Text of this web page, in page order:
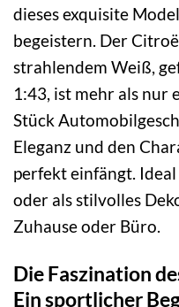
dieses exquisite
begeistern. Der
strahlendem Weiß,
1:43, ist mehr als nur
Stück
Eleganz und den
perfekt einfängt.
oder als stilvolles
Zuhause oder Büro.
Die Faszination
Ein sportlicher